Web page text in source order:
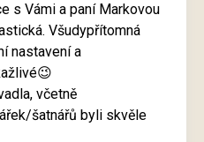
s Vámi a paní Markovou
Všudypřítomná
nastavení a
včetně
šatnářů byli skvěle